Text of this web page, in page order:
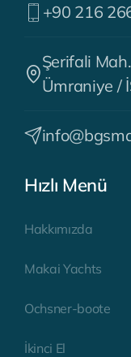
+90 216
Şerifali
Ümraniye /
Hızlı Menü
Hakkımızda
Makai Yachts
Ochsner-boote
İkinci El